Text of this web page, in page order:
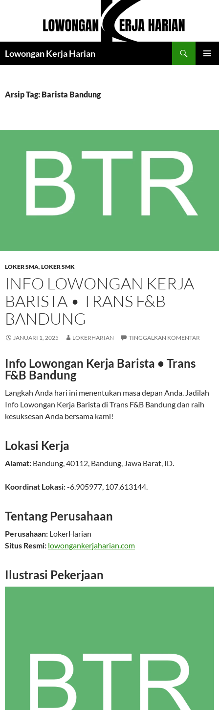
Lowongan Kerja Harian
Arsip Tag: Barista Bandung
LOKER SMA,LOKER SMK
INFO LOWONGAN KERJA
BARISTA • TRANS F&B
BANDUNG
JANUARI 1, 2025 LOKERHARIAN TINGGALKAN KOMENTAR
Info Lowongan Kerja Barista • Trans
F&B Bandung
Langkah Anda hari ini menentukan masa depan Anda. Jadilah
Info Lowongan Kerja Barista di Trans F&B Bandung dan raih
kesuksesan Anda bersama kami!
Lokasi Kerja
Alamat: Bandung,40112, Bandung, Jawa Barat, ID.
Koordinat Lokasi:-6.905977, 107.613144.
Tentang Perusahaan
Perusahaan: LokerHarian
Situs Resmi: lowongankerjaharian.com
Ilustrasi Pekerjaan